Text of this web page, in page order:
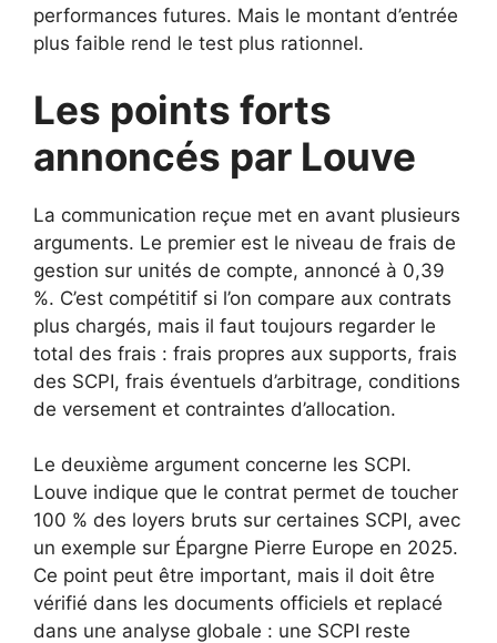
performances futures. Mais le montant d’entrée
plus faible rend le test plus rationnel.
Les points forts
annoncés par Louve
La communication reçue met en avant plusieurs
arguments. Le premier est le niveau de frais de
gestion sur unités de compte, annoncé à 0,39
%. C’est compétitif si l’on compare aux contrats
plus chargés, mais il faut toujours regarder le
total des frais : frais propres aux supports, frais
des SCPI, frais éventuels d’arbitrage, conditions
de versement et contraintes d’allocation.
Le deuxième argument concerne les SCPI.
Louve indique que le contrat permet de toucher
100 % des loyers bruts sur certaines SCPI, avec
un exemple sur Épargne Pierre Europe en 2025.
Ce point peut être important, mais il doit être
vérifié dans les documents officiels et replacé
dans une analyse globale : une SCPI reste